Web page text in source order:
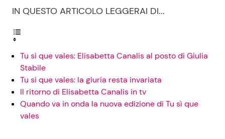
IN QUESTO ARTICOLO LEGGERAI DI...
Tu si que vales: Elisabetta Canalis al posto di Giulia
Stabile
Tu si que vales: la giuria resta invariata
Il ritorno di Elisabetta Canalis in tv
Quando va in onda la nuova edizione di Tu sì que
vales